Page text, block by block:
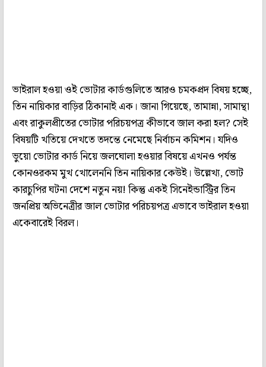
ভাইরাল হওয়া ওই ভোটার কার্ডগুলিতে আরও চমকপ্রদ বিষয় হচ্ছে,
তিন নায়িকার বাড়ির ঠিকানাই এক। জানা গিয়েছে, তামান্না, সামান্থা
এবং রাকুলপ্রীতের ভোটার পরিচয়পত্র কীভাবে জাল করা হল? সেই
বিষয়টি খতিয়ে দেখতে তদন্তে নেমেছে নির্বাচন কমিশন। যদিও
ভুয়ো ভোটার কার্ড নিয়ে জলঘোলা হওয়ার বিষয়ে এখনও পর্যন্ত
কোনওরকম মুখ খোলেননি তিন নায়িকার কেউই। উল্লেখ্য, ভোট
কারচুপির ঘটনা দেশে নতুন নয়! কিন্তু একই সিনেইন্ডাস্ট্রির তিন
জনপ্রিয় অভিনেত্রীর জাল ভোটার পরিচয়পত্র এভাবে ভাইরাল হওয়া
একেবারেই বিরল।